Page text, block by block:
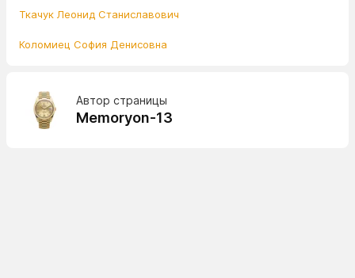
Ткачук Леонид Станиславович
Коломиец София Денисовна
Автор страницы
Memoryon-13